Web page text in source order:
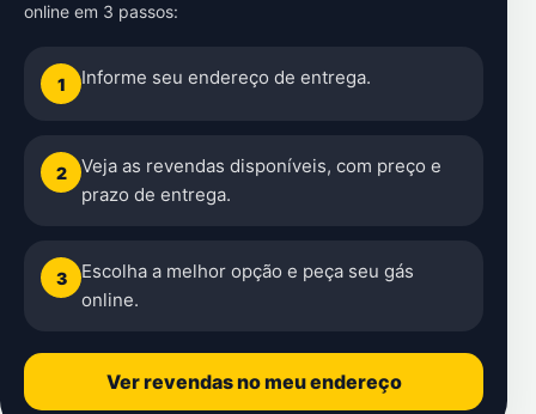
online em 3 passos:
1 Informe seu endereço de entrega.
2
Veja as revendas disponíveis, com preço e
prazo de entrega.
3
Escolha a melhor opção e peça seu gás
online.
Ver revendas no meu endereço